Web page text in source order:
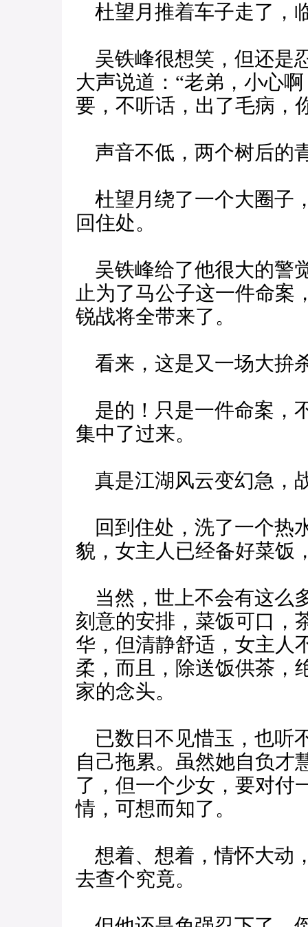
杜望月推着车子走了，
吴铁峰很想笑，但还是
大声说道：“老弟，小心
要，不听话，出了毛病，
声音不低，两个树后的
杜望月绕了一个大圈子
回住处。
吴铁峰给了他很大的警
止为了马公子这一件命案
锐战将全带来了。
看来，这是又一场大拚
是的！只是一件命案，
集中了过来。
真是江湖风云变幻急，
回到住处，洗了一个热
貌，女主人已经备好菜饭
当然，世上不会有这么
刻意的安排，菜饭可口，
华，但清静舒适，女主人
柔，而且，除送饭供茶，
家的念头。
已数日不见惜玉，也听
自己拖累。虽然她自负才
了，但一个少女，要对付
情，可想而知了。
想着、想着，情怀大动
去查个究竟。